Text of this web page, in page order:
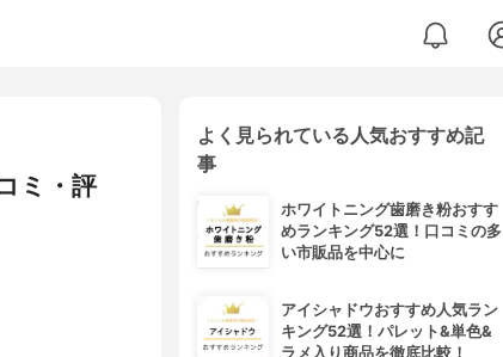
ミ・評
よく見られている人気おすすめ記
事
ホワイトニング歯磨き粉おすす
めランキング52選！口コミの多
い市販品を中心に
アイシャドウおすすめ人気ラン
キング52選！パレット&単色&
ラメ入り商品を徹底比較！